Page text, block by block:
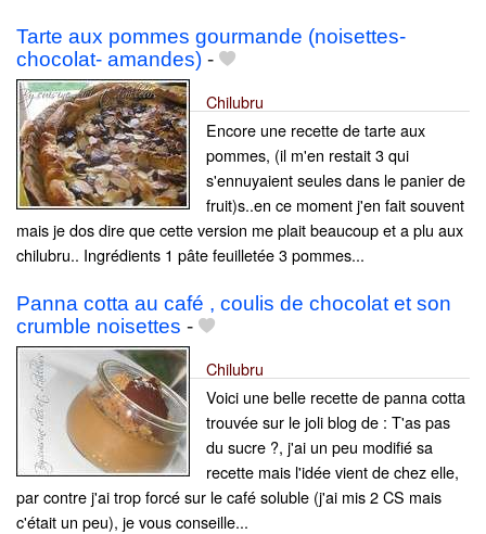
Tarte aux pommes gourmande (noisettes-
chocolat- amandes) -
Chilubru
Encore une recette de tarte aux
pommes, (il m'en restait 3 qui
s'ennuyaient seules dans le panier de
fruit)s..en ce moment j'en fait souvent
mais je dos dire que cette version me plait beaucoup et a plu aux
chilubru.. Ingrédients 1 pâte feuilletée 3 pommes...
Panna cotta au café , coulis de chocolat et son
crumble noisettes -
Chilubru
Voici une belle recette de panna cotta
trouvée sur le joli blog de : T'as pas
du sucre ?, j'ai un peu modifié sa
recette mais l'idée vient de chez elle,
par contre j'ai trop forcé sur le café soluble (j'ai mis 2 CS mais
c'était un peu), je vous conseille...